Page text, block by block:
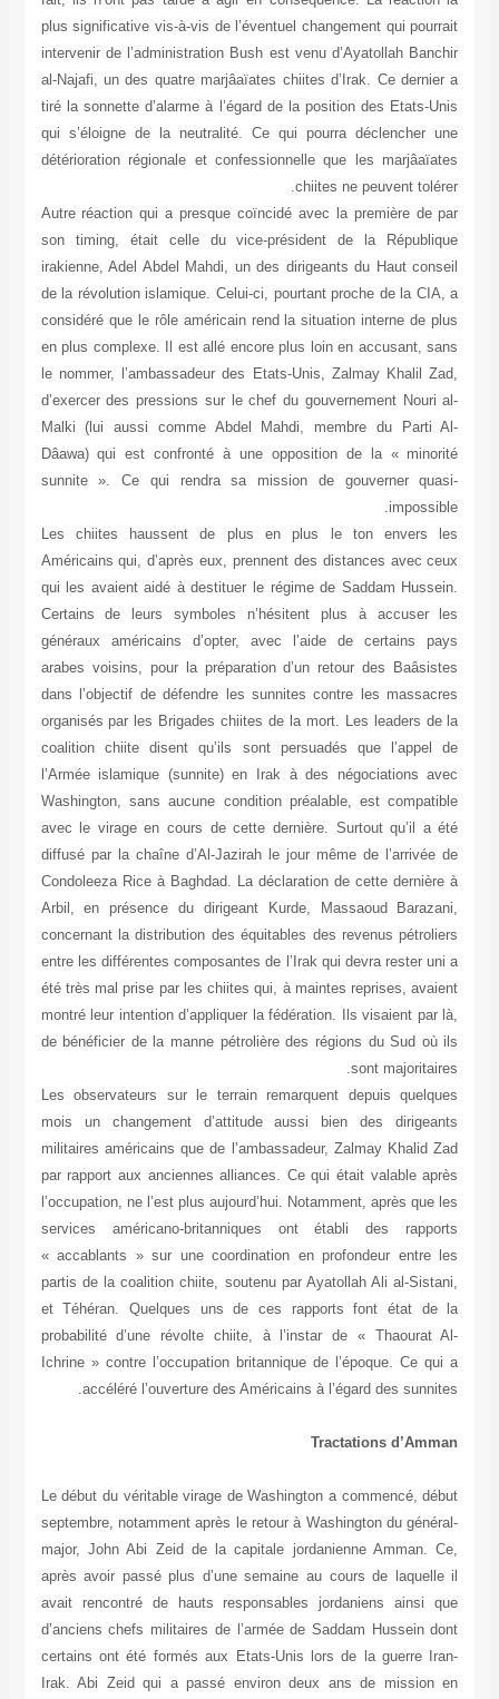
plus significative vis-à-vis de l’éventuel changement qui pourrait
intervenir de l’administration Bush est venu d’Ayatollah Banchir
al-Najafi, un des quatre marjâaïates chiites d’Irak. Ce dernier a
tiré la sonnette d’alarme à l’égard de la position des Etats-Unis
qui s’éloigne de la neutralité. Ce qui pourra déclencher une
détérioration régionale et confessionnelle que les marjâaïates
chiites ne peuvent tolérer.
Autre réaction qui a presque coïncidé avec la première de par
son timing, était celle du vice-président de la République
irakienne, Adel Abdel Mahdi, un des dirigeants du Haut conseil
de la révolution islamique. Celui-ci, pourtant proche de la CIA, a
considéré que le rôle américain rend la situation interne de plus
en plus complexe. Il est allé encore plus loin en accusant, sans
le nommer, l’ambassadeur des Etats-Unis, Zalmay Khalil Zad,
d’exercer des pressions sur le chef du gouvernement Nouri al-
Malki (lui aussi comme Abdel Mahdi, membre du Parti Al-
Dâawa) qui est confronté à une opposition de la « minorité
sunnite ». Ce qui rendra sa mission de gouverner quasi-
impossible.
Les chiites haussent de plus en plus le ton envers les
Américains qui, d’après eux, prennent des distances avec ceux
qui les avaient aidé à destituer le régime de Saddam Hussein.
Certains de leurs symboles n’hésitent plus à accuser les
généraux américains d’opter, avec l’aide de certains pays
arabes voisins, pour la préparation d’un retour des Baâsistes
dans l’objectif de défendre les sunnites contre les massacres
organisés par les Brigades chiites de la mort. Les leaders de la
coalition chiite disent qu’ils sont persuadés que l’appel de
l’Armée islamique (sunnite) en Irak à des négociations avec
Washington, sans aucune condition préalable, est compatible
avec le virage en cours de cette dernière. Surtout qu’il a été
diffusé par la chaîne d’Al-Jazirah le jour même de l’arrivée de
Condoleeza Rice à Baghdad. La déclaration de cette dernière à
Arbil, en présence du dirigeant Kurde, Massaoud Barazani,
concernant la distribution des équitables des revenus pétroliers
entre les différentes composantes de l’Irak qui devra rester uni a
été très mal prise par les chiites qui, à maintes reprises, avaient
montré leur intention d’appliquer la fédération. Ils visaient par là,
de bénéficier de la manne pétrolière des régions du Sud où ils
sont majoritaires.
Les observateurs sur le terrain remarquent depuis quelques
mois un changement d’attitude aussi bien des dirigeants
militaires américains que de l’ambassadeur, Zalmay Khalid Zad
par rapport aux anciennes alliances. Ce qui était valable après
l’occupation, ne l’est plus aujourd’hui. Notamment, après que les
services américano-britanniques ont établi des rapports
« accablants » sur une coordination en profondeur entre les
partis de la coalition chiite, soutenu par Ayatollah Ali al-Sistani,
et Téhéran. Quelques uns de ces rapports font état de la
probabilité d’une révolte chiite, à l’instar de « Thaourat Al-
Ichrine » contre l’occupation britannique de l’époque. Ce qui a
accéléré l’ouverture des Américains à l’égard des sunnites.
Tractations d’Amman
Le début du véritable virage de Washington a commencé, début
septembre, notamment après le retour à Washington du général-
major, John Abi Zeid de la capitale jordanienne Amman. Ce,
après avoir passé plus d’une semaine au cours de laquelle il
avait rencontré de hauts responsables jordaniens ainsi que
d’anciens chefs militaires de l’armée de Saddam Hussein dont
certains ont été formés aux Etats-Unis lors de la guerre Iran-
Irak. Abi Zeid qui a passé environ deux ans de mission en